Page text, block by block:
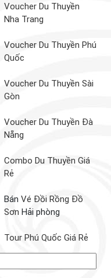
Voucher Du Thuyền
Nha Trang
Voucher Du Thuyền Phú
Quốc
Voucher Du Thuyền Sài
Gòn
Voucher Du Thuyền Đà
Nẵng
Combo Du Thuyền Giá
Rẻ
Bán Vé Đồi Rồng Đồ
Sơn Hải phòng
Tour Phú Quốc Giá Rẻ